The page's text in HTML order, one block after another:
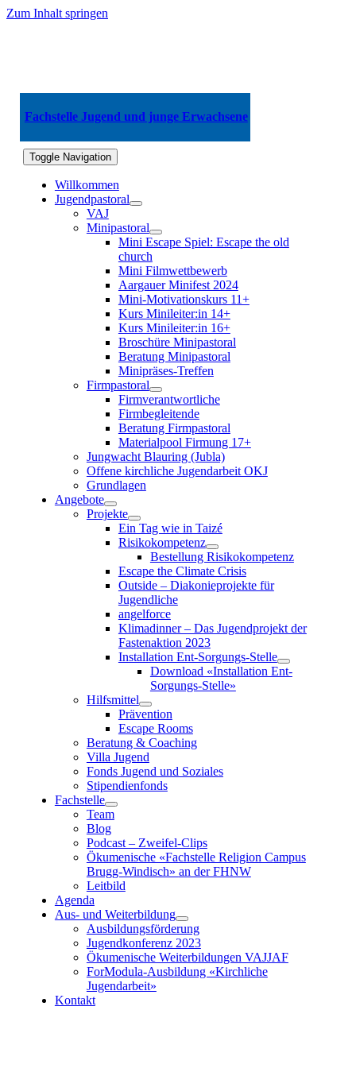
Zum Inhalt springen
Fachstelle Jugend und junge Erwachsene
Toggle Navigation
Willkommen
Jugendpastoral
VAJ
Minipastoral
Mini Escape Spiel: Escape the old
church
Mini Filmwettbewerb
Aargauer Minifest 2024
Mini-Motivationskurs 11+
Kurs Minileiter:in 14+
Kurs Minileiter:in 16+
Broschüre Minipastoral
Beratung Minipastoral
Minipräses-Treffen
Firmpastoral
Firmverantwortliche
Firmbegleitende
Beratung Firmpastoral
Materialpool Firmung 17+
Jungwacht Blauring (Jubla)
Offene kirchliche Jugendarbeit OKJ
Grundlagen
Angebote
Projekte
Ein Tag wie in Taizé
Risikokompetenz
Bestellung Risikokompetenz
Escape the Climate Crisis
Outside – Diakonieprojekte für
Jugendliche
angelforce
Klimadinner – Das Jugendprojekt der
Fastenaktion 2023
Installation Ent-Sorgungs-Stelle
Download «Installation Ent-
Sorgungs-Stelle»
Hilfsmittel
Prävention
Escape Rooms
Beratung & Coaching
Villa Jugend
Fonds Jugend und Soziales
Stipendienfonds
Fachstelle
Team
Blog
Podcast – Zweifel-Clips
Ökumenische «Fachstelle Religion Campus
Brugg-Windisch» an der FHNW
Leitbild
Agenda
Aus- und Weiterbildung
Ausbildungsförderung
Jugendkonferenz 2023
Ökumenische Weiterbildungen VAJJAF
ForModula-Ausbildung «Kirchliche
Jugendarbeit»
Kontakt